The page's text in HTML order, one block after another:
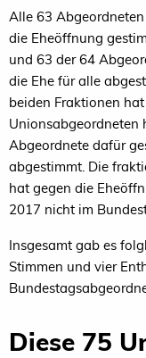
Alle 63
die Eheöffnung
und 63 der 64
die Ehe für alle
beiden Fraktionen
Unionsabgeordneten
Abgeordnete dafür
abgestimmt. Die
hat gegen die
2017 nicht im
Insgesamt gab es
Stimmen und vier
Diese 75